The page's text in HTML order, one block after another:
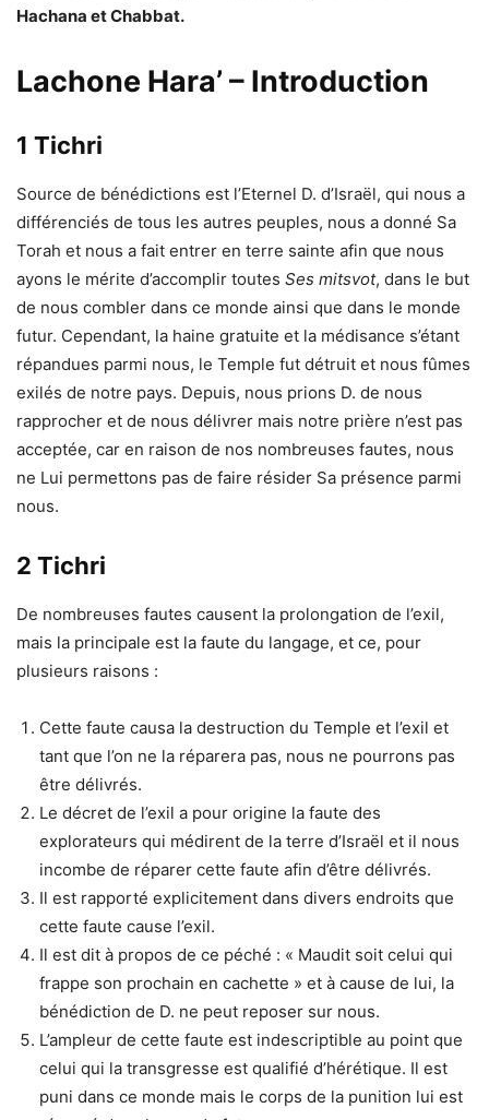
Hachana et Chabbat.
Lachone Hara’ – Introduction
1 Tichri
Source de bénédictions est l’Eternel D. d’Israël, qui nous a
différenciés de tous les autres peuples, nous a donné Sa
Torah et nous a fait entrer en terre sainte afin que nous
ayons le mérite d’accomplir toutes Ses mitsvot, dans le but
de nous combler dans ce monde ainsi que dans le monde
futur. Cependant, la haine gratuite et la médisance s’étant
répandues parmi nous, le Temple fut détruit et nous fûmes
exilés de notre pays. Depuis, nous prions D. de nous
rapprocher et de nous délivrer mais notre prière n’est pas
acceptée, car en raison de nos nombreuses fautes, nous
ne Lui permettons pas de faire résider Sa présence parmi
nous.
2 Tichri
De nombreuses fautes causent la prolongation de l’exil,
mais la principale est la faute du langage, et ce, pour
plusieurs raisons :
Cette faute causa la destruction du Temple et l’exil et
tant que l’on ne la réparera pas, nous ne pourrons pas
être délivrés.
Le décret de l’exil a pour origine la faute des
explorateurs qui médirent de la terre d’Israël et il nous
incombe de réparer cette faute afin d’être délivrés.
Il est rapporté explicitement dans divers endroits que
cette faute cause l’exil.
Il est dit à propos de ce péché : « Maudit soit celui qui
frappe son prochain en cachette » et à cause de lui, la
bénédiction de D. ne peut reposer sur nous.
L’ampleur de cette faute est indescriptible au point que
celui qui la transgresse est qualifié d’hérétique. Il est
puni dans ce monde mais le corps de la punition lui est